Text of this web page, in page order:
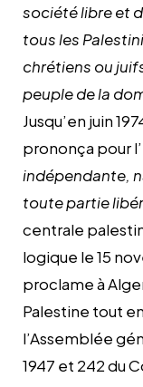
société libre et
tous les
chrétiens ou
peuple de la
Jusqu’en juin
prononça pour
indépendante,
toute partie
centrale
logique le 15
proclame à
Palestine tout
l’Assemblée
1947 et 242 du